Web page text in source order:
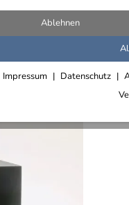
Ablehnen
Impressum Datenschutz